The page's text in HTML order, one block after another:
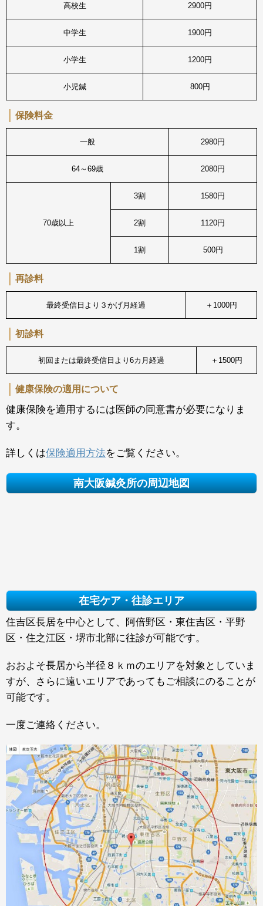
高校生 2900円
中学生 1900円
小学生 1200円
小児鍼 800円
保険料金
一般 2980円
64～69歳 2080円
70歳以上
3割 1580円
2割 1120円
1割 500円
再診料
最終受信日より３かげ月経過 ＋1000円
初診料
初回または最終受信日より6カ月経過 ＋1500円
健康保険の適用について
健康保険を適用するには医師の同意書が必要になりま
す。
詳しくは保険適用方法をご覧ください。
南大阪鍼灸所の周辺地図
在宅ケア・往診エリア
住吉区長居を中心として、阿倍野区・東住吉区・平野
区・住之江区・堺市北部に往診が可能です。
おおよそ長居から半径８ｋｍのエリアを対象としていま
すが、さらに遠いエリアであってもご相談にのることが
可能です。
一度ご連絡ください。